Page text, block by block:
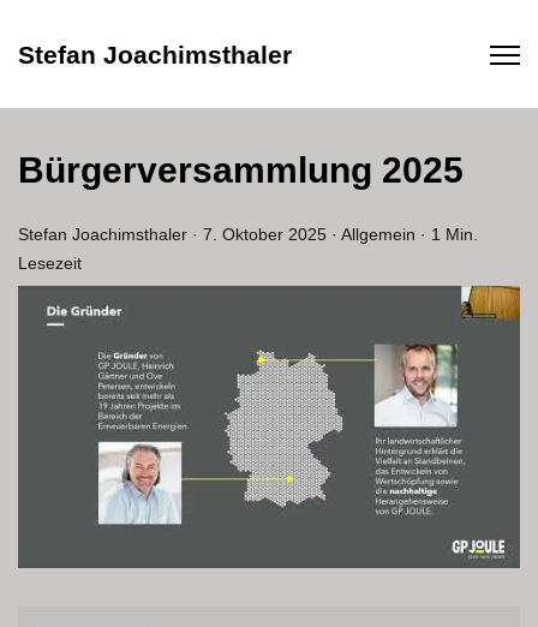
Stefan Joachimsthaler
Bürgerversammlung 2025
Stefan Joachimsthaler · 7. Oktober 2025 · Allgemein · 1 Min.
Lesezeit